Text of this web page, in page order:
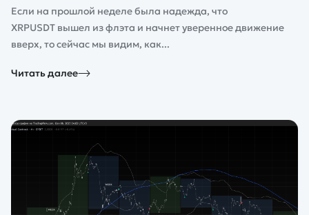
Если на прошлой неделе была надежда, что
XRPUSDT вышел из флэта и начнет уверенное движение
вверх, то сейчас мы видим, как...
Читать далее